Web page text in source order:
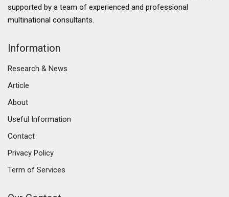
supported by a team of experienced and professional
multinational consultants.
Information
Research & News
Article
About
Useful Information
Contact
Privacy Policy
Term of Services